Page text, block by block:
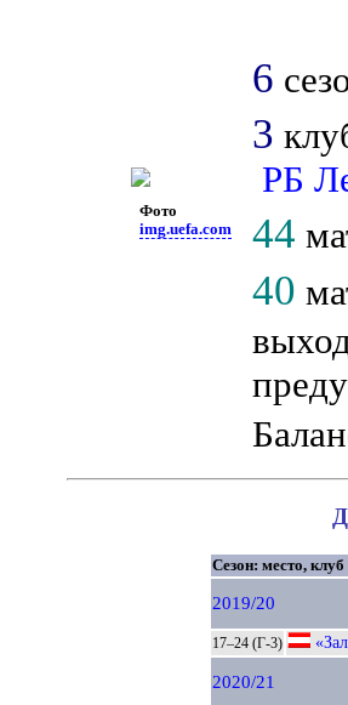
Фото
img.uefa.com
6
3
РБ
44
40
Сезон: место, клуб
2019/20
17–24 (Г-3)
2020/21